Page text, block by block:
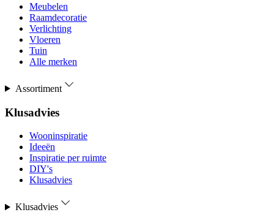
Meubelen
Raamdecoratie
Verlichting
Vloeren
Tuin
Alle merken
Assortiment
Klusadvies
Wooninspiratie
Ideeën
Inspiratie per ruimte
DIY's
Klusadvies
Klusadvies